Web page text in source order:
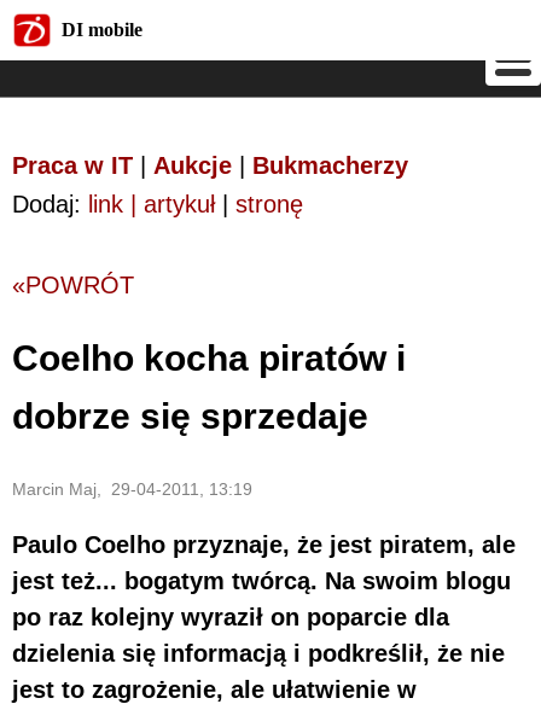
DI mobile
Praca w IT Aukcje
Bukmacherzy
Dodaj: link | artykuł| stronę
«POWRÓT
Coelho kocha piratów i
dobrze się sprzedaje
Marcin Maj, 29-04-2011, 13:19
Paulo Coelho przyznaje, że jest piratem, ale
jest też... bogatym twórcą. Na swoim blogu
po raz kolejny wyraził on poparcie dla
dzielenia się informacją i podkreślił, że nie
jest to zagrożenie, ale ułatwienie w
DI mobile